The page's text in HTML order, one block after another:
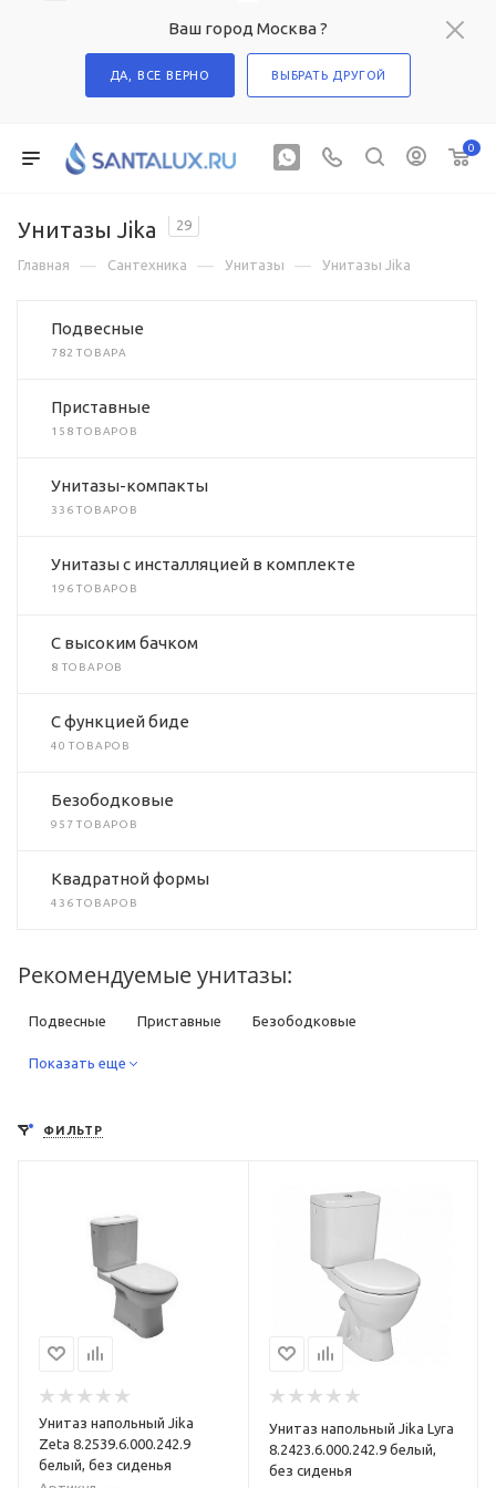
Ваш город Москва ?
ДА, ВСЕ ВЕРНО ВЫБРАТЬ ДРУГОЙ
0
Унитазы Jika 29
Главная — Сантехника — Унитазы — Унитазы Jika
Подвесные
782 ТОВАРА
Приставные
158 ТОВАРОВ
Унитазы-компакты
336 ТОВАРОВ
Унитазы с инсталляцией в комплекте
196 ТОВАРОВ
C высоким бачком
8 ТОВАРОВ
C функцией биде
40 ТОВАРОВ
Безободковые
957 ТОВАРОВ
Квадратной формы
436 ТОВАРОВ
Рекомендуемые унитазы:
Подвесные Приставные Безободковые
Компакты С функцией биде
Недорогие
С вертикальным выпуском
С горизонтальным выпуском С косым выпуском
Керамические Фарфоровые
Из нержавеющей стали Для дачи
Для пожилых людей Для инвалидов Для детей
Дизайнерские
Показать еще
ФИЛЬТР
Унитаз напольный Jika
Zeta 8.2539.6.000.242.9
белый, без сиденья
Унитаз напольный Jika Lyra
8.2423.6.000.242.9 белый,
без сиденья